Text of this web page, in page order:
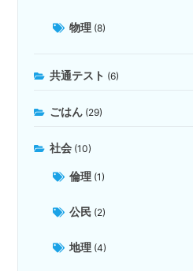
物理 (8)
共通テスト (6)
ごはん (29)
社会 (10)
倫理 (1)
公民 (2)
地理 (4)